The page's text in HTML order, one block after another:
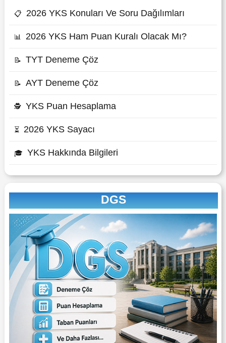
📋 2026 YKS Konuları Ve Soru Dağılımları
📊 2026 YKS Ham Puan Kuralı Olacak Mı?
📝 TYT Deneme Çöz
📝 AYT Deneme Çöz
🕵 YKS Puan Hesaplama
⏳ 2026 YKS Sayacı
🎓 YKS Hakkında Bilgileri
DGS